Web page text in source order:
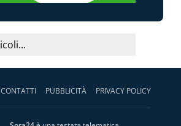
CONTATTI PUBBLICITÀ PRIVACY POLICY